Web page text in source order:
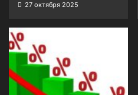
27 октября 2025